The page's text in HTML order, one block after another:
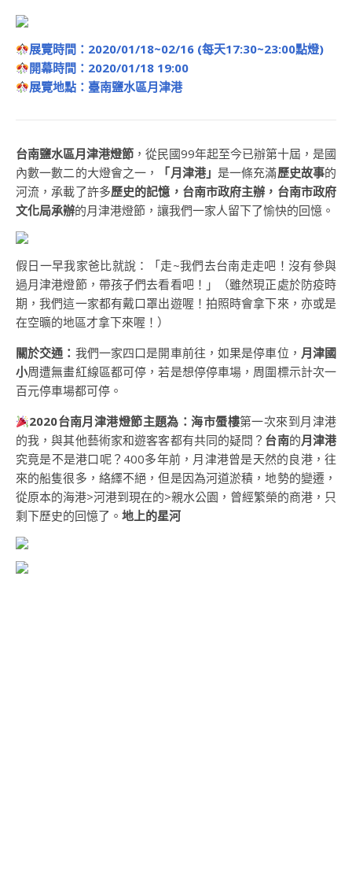
展覽時間：2020/01/18~02/16 (每天17:30~23:00點燈)
開幕時間：2020/01/18 19:00
展覽地點： 臺南鹽水區月津港
台南鹽水區月津港燈節 ，從民國99年起至今已辦第十屆，是國
內數一數二的大燈會之一，
「月津港」 是一條充滿歷史故事的
河流，承載了許多歷史的記憶，台南市政府主辦，台南市政府
文化局承辦的月津港燈節，讓我們一家人留下了愉快的回憶。
假日一早我家爸比就說：「走~我們去台南走走吧！沒有參與
過月津港燈節，帶孩子們去看看吧！」（雖然現正處於防疫時
期，我們這一家都有戴口罩出遊喔！拍照時會拿下來，亦或是
在空曠的地區才拿下來喔！）
關於交通： 我們一家四口是開車前往，如果是停車位， 月津國
小周遭無畫紅線區都可停，若是想停停車場，周圍標示計次一
百元停車場都可停。
2020台南月津港燈節主題為：海市蜃樓第一次來到月津港
的我，與其他藝術家和遊客客都有共同的疑問？ 台南的月津港
究竟是不是港口呢？400多年前，月津港曾是天然的良港，往
來的船隻很多，絡繹不絕，但是因為河道淤積，地勢的變遷，
從原本的海港>河港到現在的>親水公園，曾經繁榮的商港，只
剩下歷史的回憶了。 地上的星河